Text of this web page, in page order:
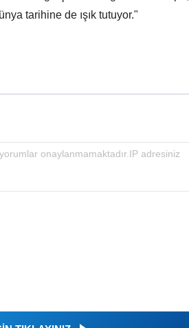
tarihine de ışık tutuyor."